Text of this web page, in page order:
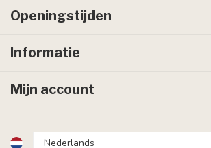
Openingstijden
Informatie
Mijn account